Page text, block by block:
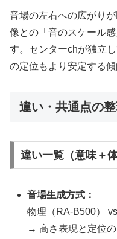
音場の左右への広がり
像との「音のスケール
す。センターchが独立
の定位もより安定する傾
違い・共通点の
違い一覧（意味＋体
音場生成方式：
物理（RA-B500）
→ 高さ表現と定位